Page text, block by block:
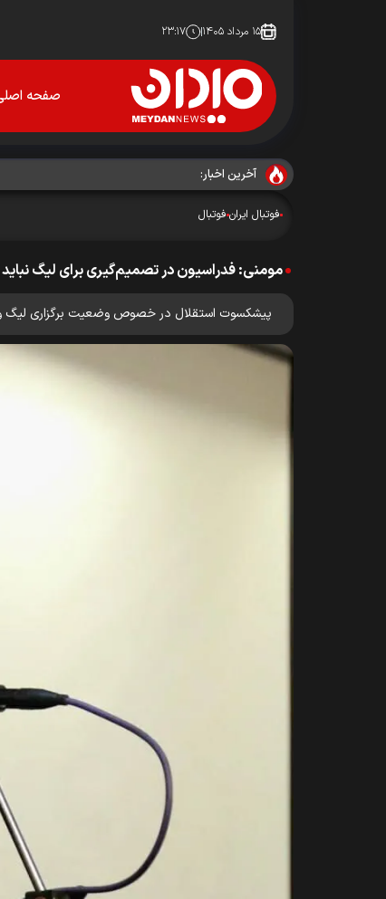
۱۵ مرداد ۱۴۰۵ ۲۳:۱۷
صفحه
آخرین اخبار:
فوتبال ایران فوتبال
مومنی: فدراسیون در تصمیم‌گیری برای لیگ
پیشکسوت استقلال در خصوص وضعیت برگزاری لیگ